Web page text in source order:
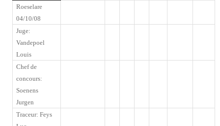
Roeselare
04/10/08
Juge:
Vandepoel
Louis
Chef de
concours:
Soenens
Jurgen
Traceur: Feys